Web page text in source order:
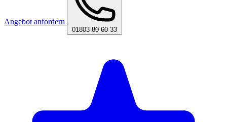
Angebot anfordern
01803 80 60 33